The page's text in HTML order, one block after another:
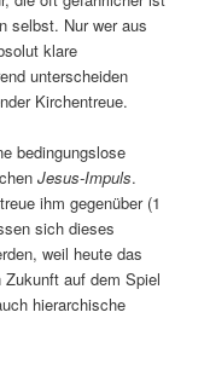
selbst. Nur wer aus
klare
unterscheiden
Kirchentreue.
bedingungslose
Jesus-Impuls.
ihm gegenüber (1
sich dieses
weil heute das
auf dem Spiel
hierarchische